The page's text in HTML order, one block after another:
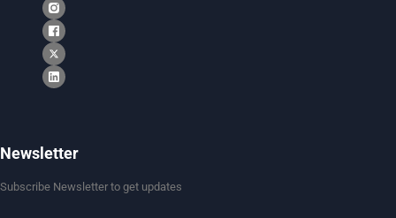
Newsletter
Subscribe Newsletter to get updates